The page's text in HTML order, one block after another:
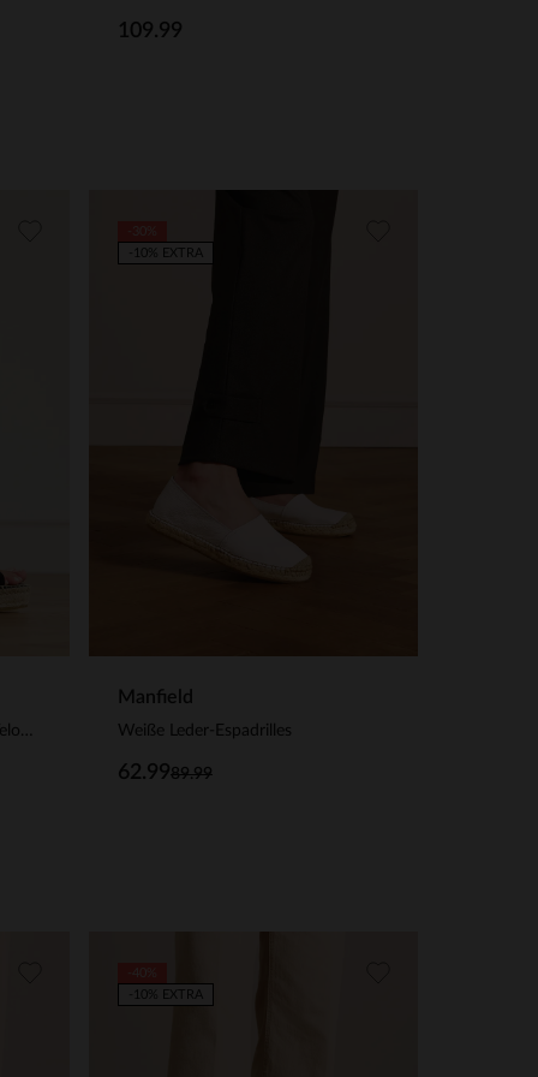
109.99
Schwarze Keilsandaletten aus Veloursleder
Manfield
Weiße Leder-Espadrilles
89.99
62.99
-10% EXTRA
-10% EXTRA